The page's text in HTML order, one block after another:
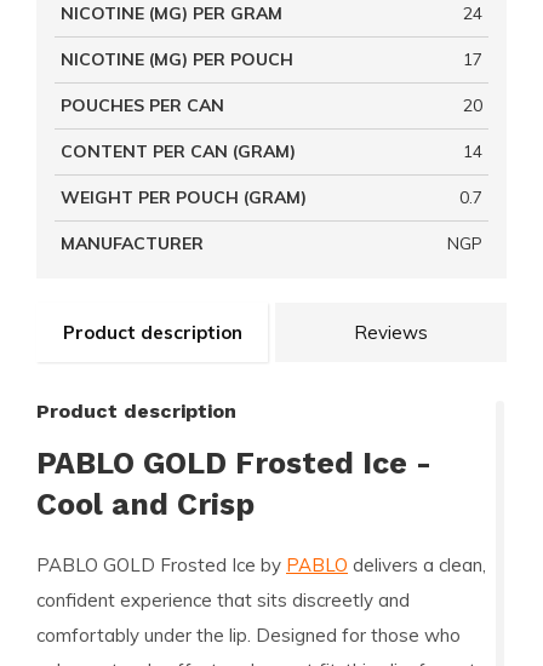
Product description Reviews
Product description
PABLO GOLD Frosted Ice -
Cool and Crisp
PABLO GOLD Frosted Ice by PABLO delivers a clean,
confident experience that sits discreetly and
comfortably under the lip. Designed for those who
NICOTINE (MG) PER GRAM 24
NICOTINE (MG) PER POUCH 17
POUCHES PER CAN 20
CONTENT PER CAN (GRAM) 14
WEIGHT PER POUCH (GRAM) 0.7
MANUFACTURER NGP